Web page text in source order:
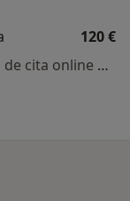
120 €
Este especialista no ofrece reserva de cita online en esta dirección.